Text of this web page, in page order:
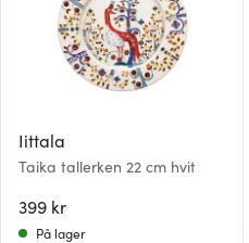
Iittala
Taika tallerken 22 cm hvit
399 kr
På lager